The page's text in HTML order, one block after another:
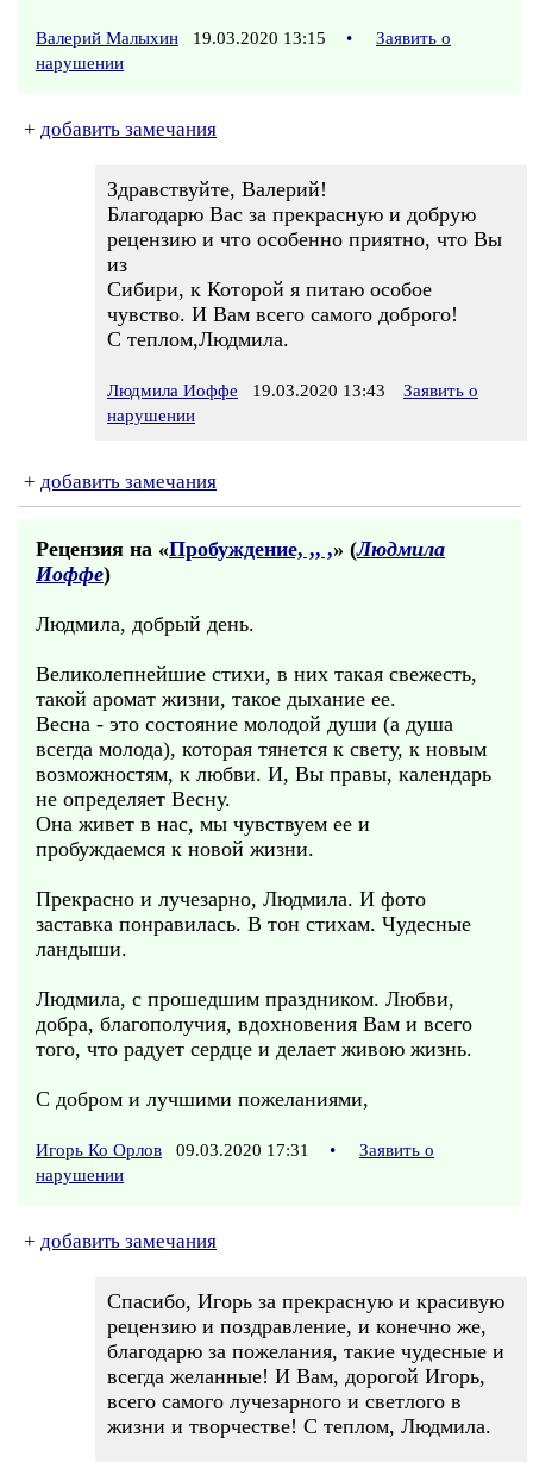
Валерий Малыхин 19.03.2020 13:15 •
Заявить о
нарушении
+ добавить замечания
Здравствуйте, Валерий!
Благодарю Вас за прекрасную и добрую
рецензию и что особенно приятно, что Вы
из
Сибири, к Которой я питаю особое
чувство. И Вам всего самого доброго!
С теплом,Людмила.
Людмила Иоффе 19.03.2020 13:43
Заявить о
нарушении
+ добавить замечания
Рецензия на «Пробуждение, ,, ,» (Людмила
Иоффе)
Людмила, добрый день.
Великолепнейшие стихи, в них такая свежесть,
такой аромат жизни, такое дыхание ее.
Весна - это состояние молодой души (а душа
всегда молода), которая тянется к свету, к новым
возможностям, к любви. И, Вы правы, календарь
не определяет Весну.
Она живет в нас, мы чувствуем ее и
пробуждаемся к новой жизни.
Прекрасно и лучезарно, Людмила. И фото
заставка понравилась. В тон стихам. Чудесные
ландыши.
Людмила, с прошедшим праздником. Любви,
добра, благополучия, вдохновения Вам и всего
того, что радует сердце и делает живою жизнь.
С добром и лучшими пожеланиями,
Игорь Ко Орлов 09.03.2020 17:31 •
Заявить о
нарушении
+ добавить замечания
Спасибо, Игорь за прекрасную и красивую
рецензию и поздравление, и конечно же,
благодарю за пожелания, такие чудесные и
всегда желанные! И Вам, дорогой Игорь,
всего самого лучезарного и светлого в
жизни и творчестве! С теплом, Людмила.